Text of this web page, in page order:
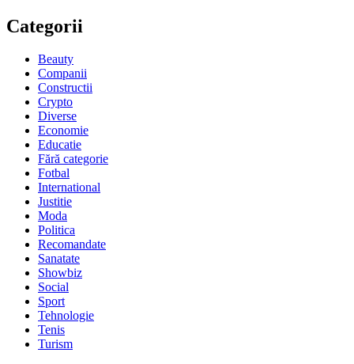
Categorii
Beauty
Companii
Constructii
Crypto
Diverse
Economie
Educatie
Fără categorie
Fotbal
International
Justitie
Moda
Politica
Recomandate
Sanatate
Showbiz
Social
Sport
Tehnologie
Tenis
Turism